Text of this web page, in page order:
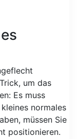
um das
Es muss
normales
müssen Sie
positionieren.